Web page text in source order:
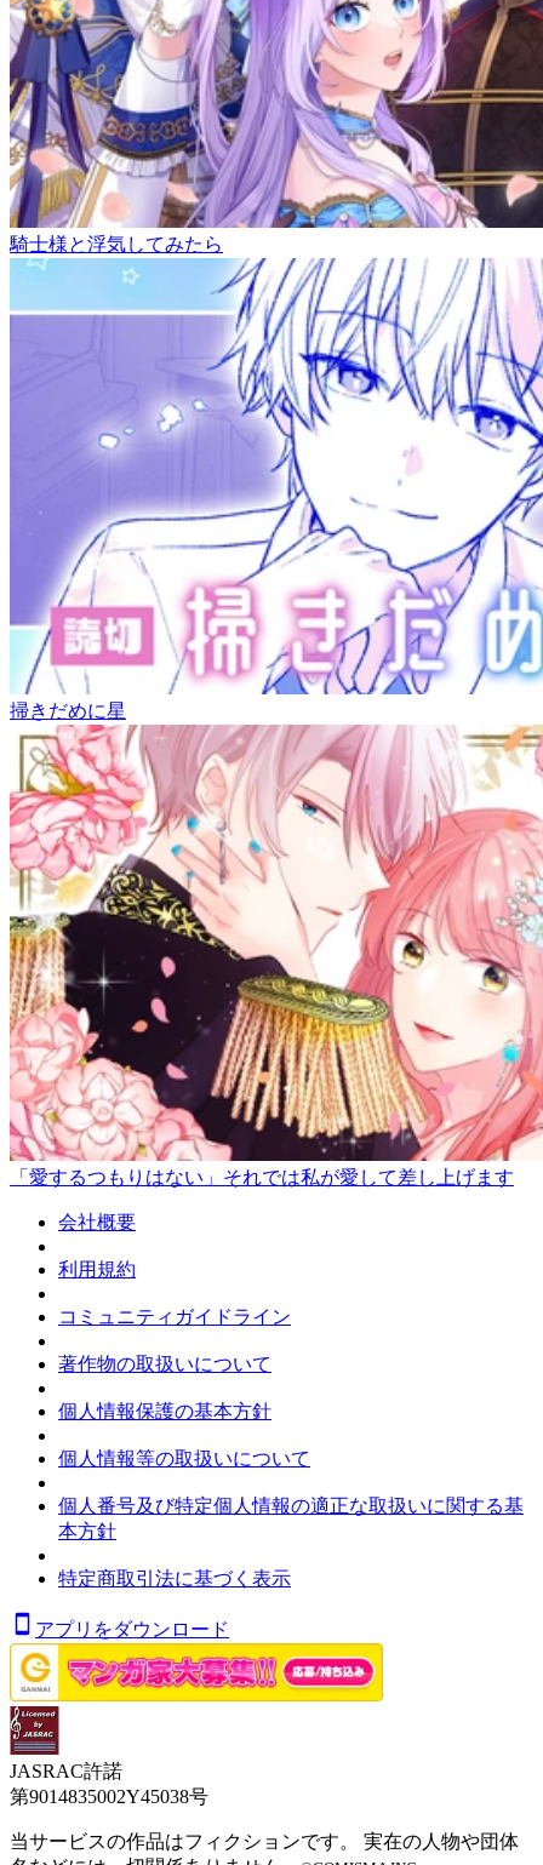
騎士様と浮気してみたら
掃きだめに星
「愛するつもりはない」それでは私が愛して差し上げます
会社概要
利用規約
コミュニティガイドライン
著作物の取扱いについて
個人情報保護の基本方針
個人情報等の取扱いについて
個人番号及び特定個人情報の適正な取扱いに関する基
本方針
特定商取引法に基づく表示
アプリをダウンロード
JASRAC許諾
第9014835002Y45038号
当サービスの作品はフィクションです。 実在の人物や団体